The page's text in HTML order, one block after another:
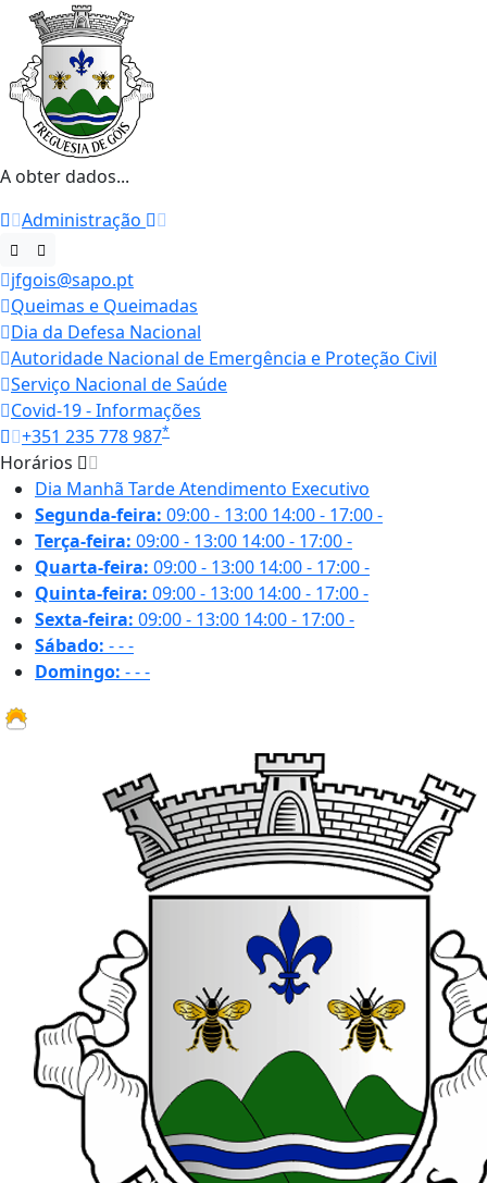
A obter dados...
Administração
jfgois@sapo.pt
Queimas e Queimadas
Dia da Defesa Nacional
Autoridade Nacional de Emergência e Proteção Civil
Serviço Nacional de Saúde
Covid-19 - Informações
+351 235 778 987*
Horários
Dia Manhã TardeAtendimento Executivo
Segunda-feira: 09:00 - 13:00 14:00 - 17:00-
Terça-feira: 09:00 - 13:00 14:00 - 17:00-
Quarta-feira: 09:00 - 13:00 14:00 - 17:00-
Quinta-feira: 09:00 - 13:00 14:00 - 17:00-
Sexta-feira: 09:00 - 13:00 14:00 - 17:00-
Sábado: ---
Domingo: ---